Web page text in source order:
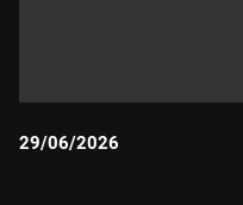
29/06/2026